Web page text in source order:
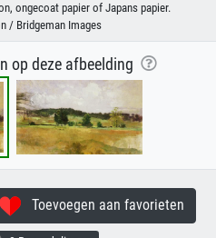
ongecoat papier of Japans papier.
/ Bridgeman Images
op deze afbeelding
Toevoegen aan favorieten